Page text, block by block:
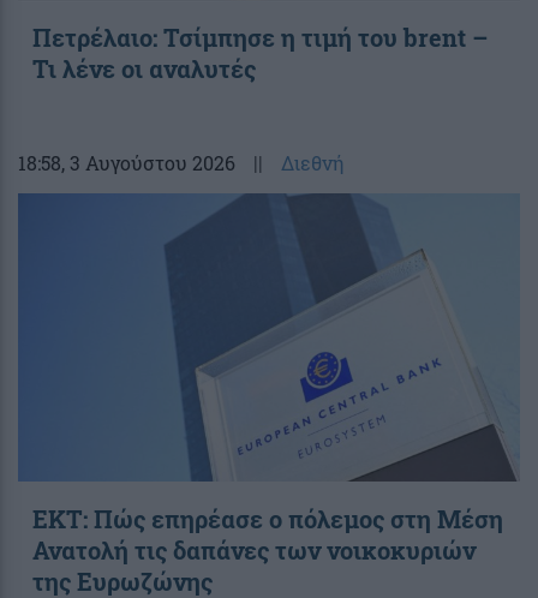
Πετρέλαιο: Τσίμπησε η τιμή του brent –
Τι λένε οι αναλυτές
18:58, 3 Αυγούστου 2026 || Διεθνή
ΕΚΤ: Πώς επηρέασε ο πόλεμος στη Μέση
Ανατολή τις δαπάνες των νοικοκυριών
της Ευρωζώνης